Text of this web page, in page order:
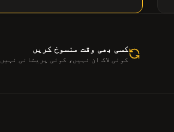
کسی بھی وقت منسوخ کریں
کوئی لاک ان نہیں، کوئی پریشانی نہیں